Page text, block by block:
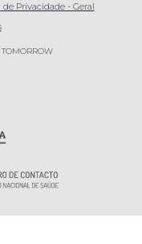
de Privacidade - Geral